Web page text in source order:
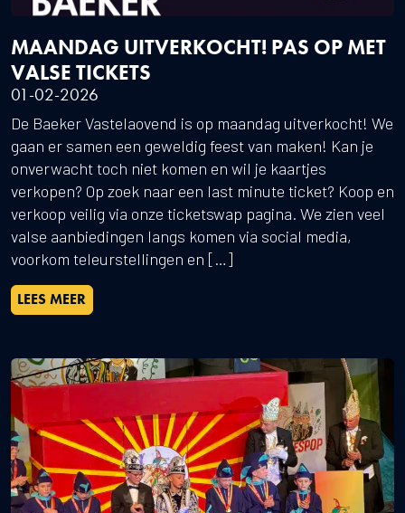
MAANDAG UITVERKOCHT! PAS OP MET
VALSE TICKETS
01-02-2026
De Baeker Vastelaovend is op maandag uitverkocht! We
gaan er samen een geweldig feest van maken! Kan je
onverwacht toch niet komen en wil je kaartjes
verkopen? Op zoek naar een last minute ticket? Koop en
verkoop veilig via onze ticketswap pagina. We zien veel
valse aanbiedingen langs komen via social media,
voorkom teleurstellingen en […]
LEES MEER